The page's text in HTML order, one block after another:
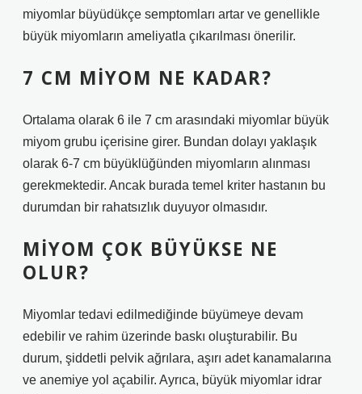
miyomlar büyüdükçe semptomları artar ve genellikle
büyük miyomların ameliyatla çıkarılması önerilir.
7 CM MIYOM NE KADAR?
Ortalama olarak 6 ile 7 cm arasındaki miyomlar büyük
miyom grubu içerisine girer. Bundan dolayı yaklaşık
olarak 6-7 cm büyüklüğünden miyomların alınması
gerekmektedir. Ancak burada temel kriter hastanın bu
durumdan bir rahatsızlık duyuyor olmasıdır.
MIYOM ÇOK BÜYÜKSE NE
OLUR?
Miyomlar tedavi edilmediğinde büyümeye devam
edebilir ve rahim üzerinde baskı oluşturabilir. Bu
durum, şiddetli pelvik ağrılara, aşırı adet kanamalarına
ve anemiye yol açabilir. Ayrıca, büyük miyomlar idrar